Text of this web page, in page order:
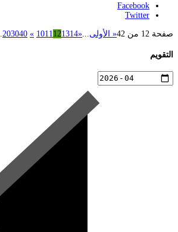
Facebook
Twitter
صفحة 12 من 42 « الأولى «
1011 121314
»
203040
التقويم